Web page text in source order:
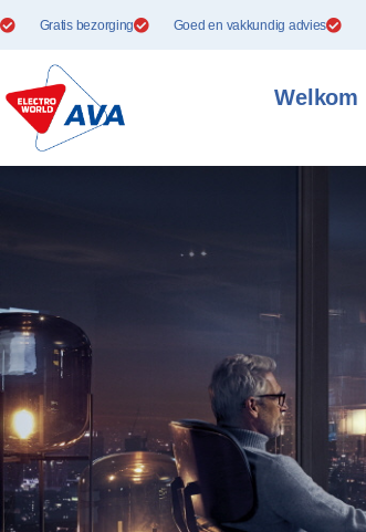
Gratis bezorging Goed en vakkundig advies
Welkom